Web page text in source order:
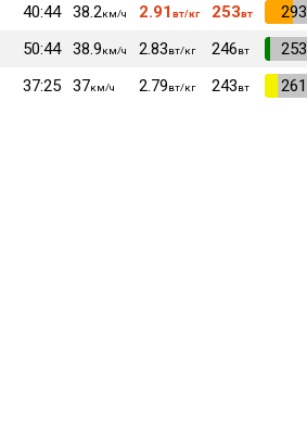
40:44 38.2км/ч 2.91вт/кг 253вт VI293
50:44 38.9км/ч 2.83вт/кг 246вт VI253
37:25 37км/ч 2.79вт/кг 243вт VI261